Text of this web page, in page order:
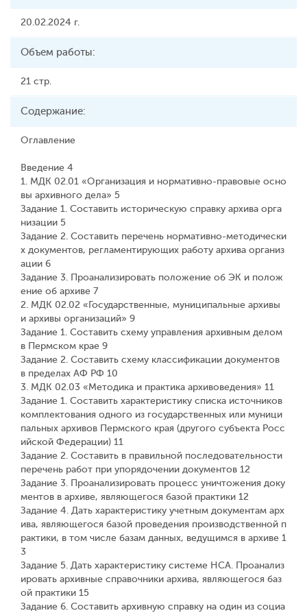
20.02.2024 г.
Объем работы:
21 стр.
Содержание:
Оглавление
Введение 4
1. МДК 02.01 «Организация и нормативно-правовые осно
вы архивного дела» 5
Задание 1. Составить историческую справку архива орга
низации 5
Задание 2. Составить перечень нормативно-методически
х документов, регламентирующих работу архива организ
ации 6
Задание 3. Проанализировать положение об ЭК и полож
ение об архиве 7
2. МДК 02.02 «Государственные, муниципальные архивы
и архивы организаций» 9
Задание 1. Составить схему управления архивным делом
в Пермском крае 9
Задание 2. Составить схему классификации документов
в пределах АФ РФ 10
3. МДК 02.03 «Методика и практика архивоведения» 11
Задание 1. Составить характеристику списка источников
комплектования одного из государственных или муници
пальных архивов Пермского края (другого субъекта Росс
ийской Федерации) 11
Задание 2. Составить в правильной последовательности
перечень работ при упорядочении документов 12
Задание 3. Проанализировать процесс уничтожения доку
ментов в архиве, являющегося базой практики 12
Задание 4. Дать характеристику учетным документам арх
ива, являющегося базой проведения производственной п
рактики, в том числе базам данных, ведущимся в архиве 1
3
Задание 5. Дать характеристику системе НСА. Проанализ
ировать архивные справочники архива, являющегося баз
ой практики 15
Задание 6. Составить архивную справку на один из социа